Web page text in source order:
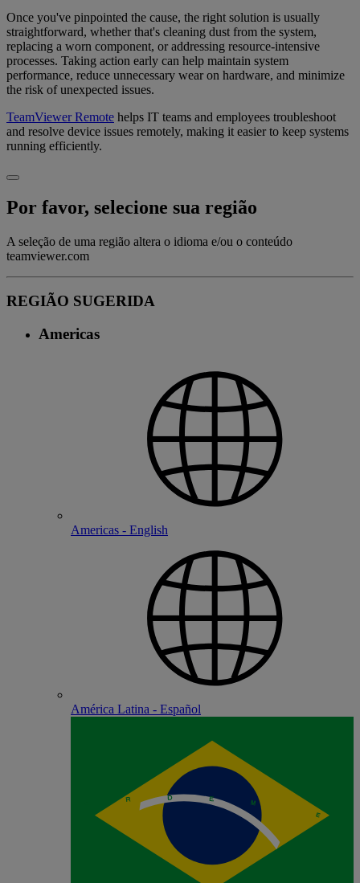
Once you've pinpointed the cause, the right solution is usually
straightforward, whether that's cleaning dust from the system,
replacing a worn component, or addressing resource-intensive
processes. Taking action early can help maintain system
performance, reduce unnecessary wear on hardware, and minimize
the risk of unexpected issues.
TeamViewer Remote helps IT teams and employees troubleshoot
and resolve device issues remotely, making it easier to keep systems
running efficiently.
Por favor, selecione sua região
A seleção de uma região altera o idioma e/ou o conteúdo
teamviewer.com
REGIÃO SUGERIDA
Americas
Americas - English
América Latina - Español